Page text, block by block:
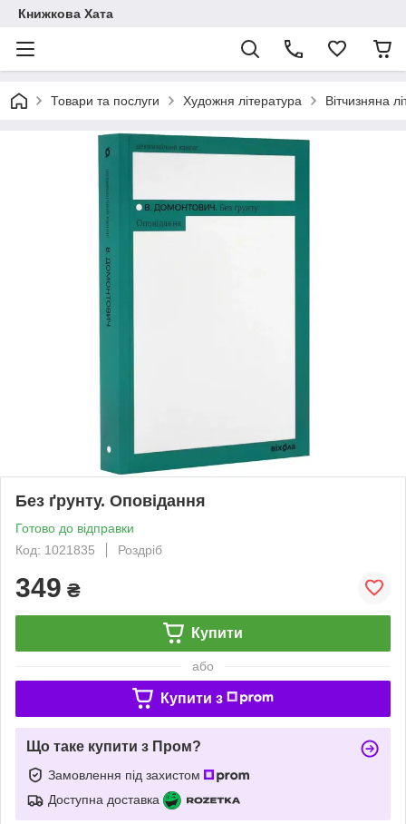
Книжкова Хата
Товари та послуги Художня література Вітчизняна
Без ґрунту. Оповідання
Готово до відправки
Код: 1021835
Роздріб
349 ₴
Купити
або
Купити з
Що таке купити з Пром?
Замовлення під захистом
Доступна доставка